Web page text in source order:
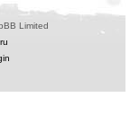
Limited